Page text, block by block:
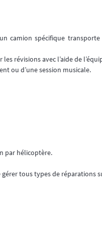
camion spécifique
révisions avec l’aide de
ou d’une session musicale.
par hélicoptère.
gérer tous types de réparations